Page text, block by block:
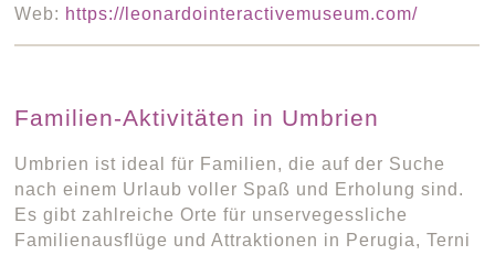
Web: https://leonardointeractivemuseum.com/
Familien-Aktivitäten in Umbrien
Umbrien ist ideal für Familien, die auf der Suche
nach einem Urlaub voller Spaß und Erholung sind.
Es gibt zahlreiche Orte für unservegessliche
Familienausflüge und Attraktionen in Perugia, Terni